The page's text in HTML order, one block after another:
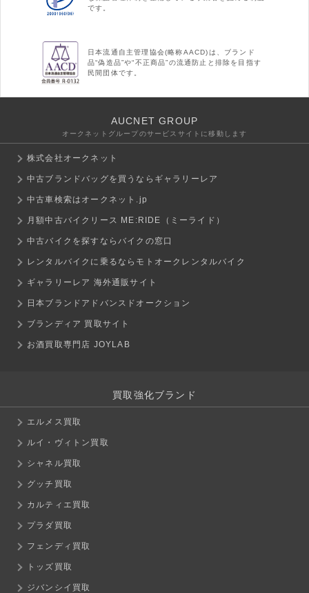
です。
日本流通自主管理協会(略称AACD)は、ブランド
品“偽造品”や“不正商品”の流通防止と排除を目指す
民間団体です。
AUCNET GROUP
オークネットグループのサービスサイトに移動します
株式会社オークネット
中古ブランドバッグを買うならギャラリーレア
中古車検索はオークネット.jp
月額中古バイクリース ME:RIDE（ミーライド）
中古バイクを探すならバイクの窓口
レンタルバイクに乗るならモトオークレンタルバイク
ギャラリーレア 海外通販サイト
日本ブランドアドバンスドオークション
ブランディア 買取サイト
お酒買取専門店 JOYLAB
買取強化ブランド
エルメス買取
ルイ・ヴィトン買取
シャネル買取
グッチ買取
カルティエ買取
プラダ買取
フェンディ買取
トッズ買取
ジバンシイ買取